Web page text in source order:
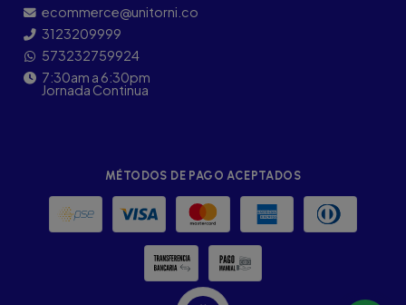
ecommerce@unitorni.co
3123209999
573232759924
7:30am a 6:30pm
Jornada Continua
MÉTODOS DE PAGO ACEPTADOS